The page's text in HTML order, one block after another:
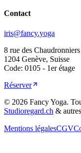
Contact
iris@fancy.yoga
8 rue des Chaudronniers
1204 Genève, Suisse
Code: 0105 - 1er étage
Réserver
© 2026 Fancy Yoga.
Studioregard.ch & autres
Mentions légalesCGV